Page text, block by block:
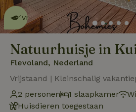
Dit natuurhuisje is eco-
vriendelijklees meer
Natuurhuisje in
Flevoland, Nederland
Vrijstaand | Kleinschalig
2 personen
1 slaapkamer
Huisdieren toegestaan